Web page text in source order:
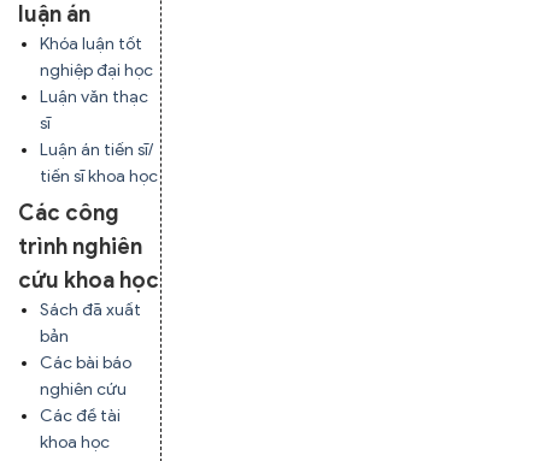
luận án
Khóa luận tốt
nghiệp đại học
Luận văn thạc
sĩ
Luận án tiến sĩ/
tiến sĩ khoa học
Các công
trình nghiên
cứu khoa học
Sách đã xuất
bản
Các bài báo
nghiên cứu
Các đề tài
khoa học